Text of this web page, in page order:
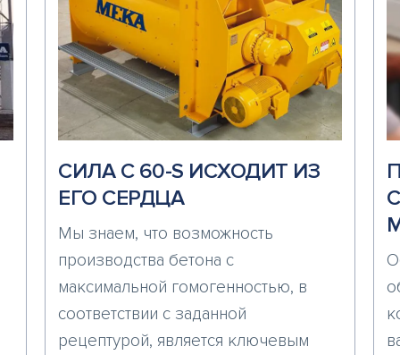
СИЛА C 60-S ИСХОДИТ ИЗ
ЕГО СЕРДЦА
Мы знаем, что возможность
производства бетона с
максимальной гомогенностью, в
соответствии с заданной
рецептурой, является ключевым